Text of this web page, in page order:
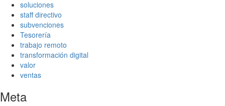
soluciones
staff directivo
subvenciones
Tesorería
trabajo remoto
transformación digital
valor
ventas
Meta